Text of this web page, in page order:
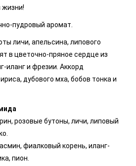
пудровый аромат.
личи, апельсина, липового
в цветочно-пряное сердце из
иланг и фрезии. Аккорд
дубового мха, бобов тонка и
розовые бутоны, личи, липовый
фиалковый корень, иланг-
пион.